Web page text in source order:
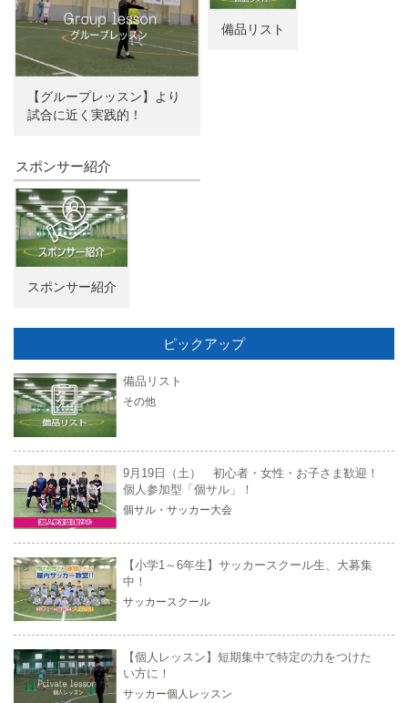
【グループレッスン】より
試合に近く実践的！
備品リスト
スポンサー紹介
スポンサー紹介
ピックアップ
備品リスト
その他
9月19日（土） 初心者・女性・お子さま歓迎！
個人参加型「個サル」！
個サル・サッカー大会
【小学1～6年生】サッカースクール生、大募集
中！
サッカースクール
【個人レッスン】短期集中で特定の力をつけた
い方に！
サッカー個人レッスン